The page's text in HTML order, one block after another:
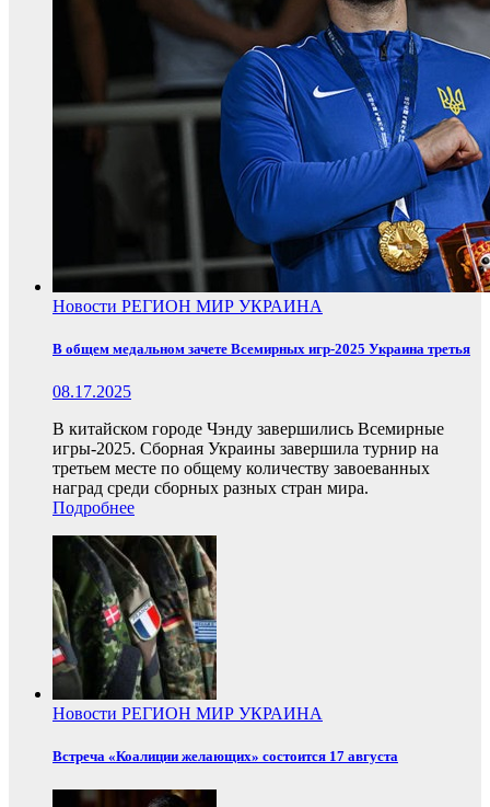
Новости РЕГИОН МИР УКРАИНА
В общем медальном зачете Всемирных игр-2025 Украина третья
08.17.2025
В китайском городе Чэнду завершились Всемирные
игры-2025. Сборная Украины завершила турнир на
третьем месте по общему количеству завоеванных
наград среди сборных разных стран мира.
Подробнее
Новости РЕГИОН МИР УКРАИНА
Встреча «Коалиции желающих» состоится 17 августа